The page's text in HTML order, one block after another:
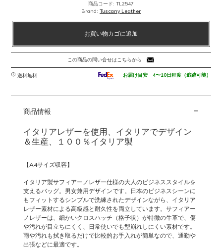
商品コード: TL2547
Brand: Tuscany Leather
サ
ィ
ア
ー
ノ
ザ
VERONA
お買い物カゴに追加
この商品の問い合せはこちらから
送料無料 お届け目安 4〜10日程度（追跡可能）
商品情報 -
イタリアレザーを使用、イタリアでデザイン
＆生産、１００％イタリア製
【A4サイズ収容】
イタリア製サフィアーノレザー仕様の大人のビジネススタイルを
支えるバッグ。男女兼用デザインです。日本のビジネスシーンに
もフィットするシンプルで洗練されたデザインながら、イタリア
レザー素材による高級感と耐久性を両立しています。サフィアー
ノレザーは、細かいクロスハッチ（格子状）が特徴の牛革で、傷
や汚れが目立ちにくく、日常使いでも型崩れしにくい素材です。
雨や汚れも拭き取るだけで比較的お手入れが簡単なので、通勤や
出張などに最適です。